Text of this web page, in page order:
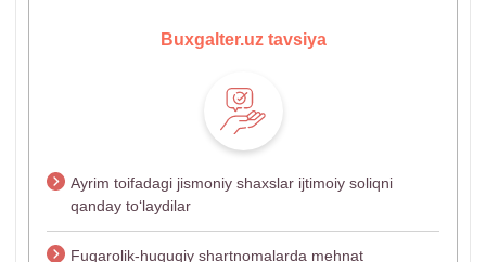
Buxgalter.uz tavsiya
Ayrim toifadagi jismoniy shaхslar ijtimoiy soliqni
qanday toʻlaydilar
Fuqarolik-huquqiy shartnomalarda mehnat